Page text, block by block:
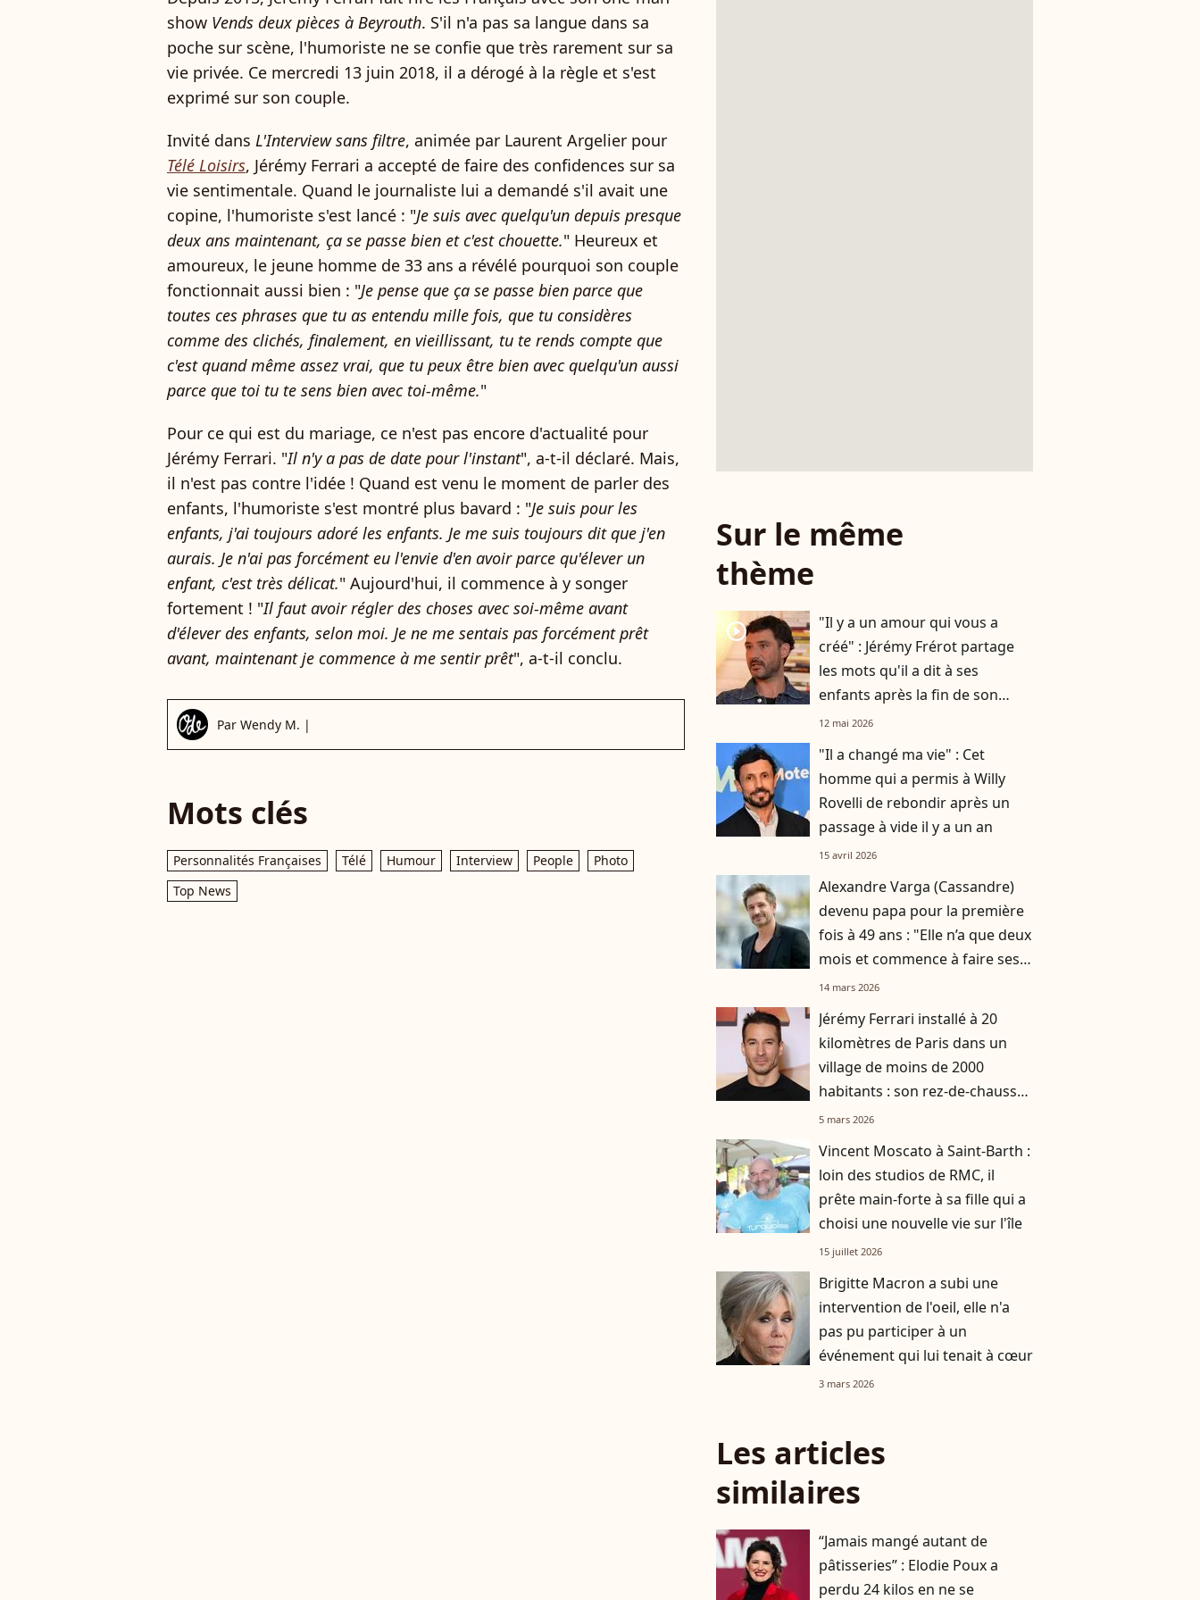
show Vends deux pièces à Beyrouth. S'il n'a pas sa langue dans sa
poche sur scène, l'humoriste ne se confie que très rarement sur sa
vie privée. Ce mercredi 13 juin 2018, il a dérogé à la règle et s'est
exprimé sur son couple.
Invité dans L'Interview sans filtre, animée par Laurent Argelier pour
Télé Loisirs, Jérémy Ferrari a accepté de faire des confidences sur sa
vie sentimentale. Quand le journaliste lui a demandé s'il avait une
copine, l'humoriste s'est lancé : "Je suis avec quelqu'un depuis presque
deux ans maintenant, ça se passe bien et c'est chouette." Heureux et
amoureux, le jeune homme de 33 ans a révélé pourquoi son couple
fonctionnait aussi bien : "Je pense que ça se passe bien parce que
toutes ces phrases que tu as entendu mille fois, que tu considères
comme des clichés, finalement, en vieillissant, tu te rends compte que
c'est quand même assez vrai, que tu peux être bien avec quelqu'un aussi
parce que toi tu te sens bien avec toi-même."
Pour ce qui est du mariage, ce n'est pas encore d'actualité pour
Jérémy Ferrari. "Il n'y a pas de date pour l'instant", a-t-il déclaré. Mais,
il n'est pas contre l'idée ! Quand est venu le moment de parler des
enfants, l'humoriste s'est montré plus bavard : "Je suis pour les
enfants, j'ai toujours adoré les enfants. Je me suis toujours dit que j'en
aurais. Je n'ai pas forcément eu l'envie d'en avoir parce qu'élever un
enfant, c'est très délicat." Aujourd'hui, il commence à y songer
fortement ! "Il faut avoir régler des choses avec soi-même avant
d'élever des enfants, selon moi. Je ne me sentais pas forcément prêt
avant, maintenant je commence à me sentir prêt", a-t-il conclu.
Par Wendy M. |
Mots clés
Personnalités Françaises Télé Humour Interview People
Photo
Top News
Sur le même
thème
player2
"Il y a un amour qui vous a
créé" : Jérémy Frérot partage
les mots qu'il a dit à ses
enfants après la fin de son
histoire avec leur mère Laure
12 mai 2026
"Il a changé ma vie" : Cet
homme qui a permis à Willy
Rovelli de rebondir après un
passage à vide il y a un an
15 avril 2026
Alexandre Varga (Cassandre)
devenu papa pour la première
fois à 49 ans : "Elle n’a que deux
mois et commence à faire ses
nuits"
14 mars 2026
Jérémy Ferrari installé à 20
kilomètres de Paris dans un
village de moins de 2000
habitants : son rez-de-chaussée
entièrement consacré à sa
5 mars 2026
Vincent Moscato à Saint-Barth :
loin des studios de RMC, il
prête main-forte à sa fille qui a
choisi une nouvelle vie sur l'île
15 juillet 2026
Brigitte Macron a subi une
intervention de l'oeil, elle n'a
pas pu participer à un
événement qui lui tenait à cœur
3 mars 2026
Les articles
similaires
“Jamais mangé autant de
pâtisseries” : Elodie Poux a
perdu 24 kilos en ne se